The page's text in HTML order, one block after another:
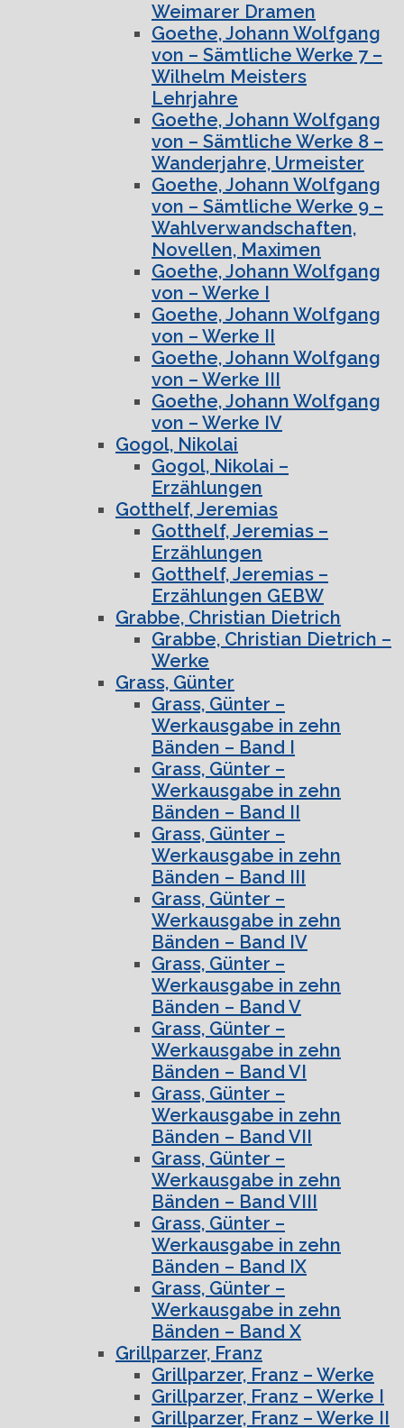
Weimarer Dramen
Goethe, Johann Wolfgang
von – Sämtliche Werke 7 –
Wilhelm Meisters
Lehrjahre
Goethe, Johann Wolfgang
von – Sämtliche Werke 8 –
Wanderjahre, Urmeister
Goethe, Johann Wolfgang
von – Sämtliche Werke 9 –
Wahlverwandschaften,
Novellen, Maximen
Goethe, Johann Wolfgang
von – Werke I
Goethe, Johann Wolfgang
von – Werke II
Goethe, Johann Wolfgang
von – Werke III
Goethe, Johann Wolfgang
von – Werke IV
Gogol, Nikolai
Gogol, Nikolai –
Erzählungen
Gotthelf, Jeremias
Gotthelf, Jeremias –
Erzählungen
Gotthelf, Jeremias –
Erzählungen GEBW
Grabbe, Christian Dietrich
Grabbe, Christian Dietrich –
Werke
Grass, Günter
Grass, Günter –
Werkausgabe in zehn
Bänden – Band I
Grass, Günter –
Werkausgabe in zehn
Bänden – Band II
Grass, Günter –
Werkausgabe in zehn
Bänden – Band III
Grass, Günter –
Werkausgabe in zehn
Bänden – Band IV
Grass, Günter –
Werkausgabe in zehn
Bänden – Band V
Grass, Günter –
Werkausgabe in zehn
Bänden – Band VI
Grass, Günter –
Werkausgabe in zehn
Bänden – Band VII
Grass, Günter –
Werkausgabe in zehn
Bänden – Band VIII
Grass, Günter –
Werkausgabe in zehn
Bänden – Band IX
Grass, Günter –
Werkausgabe in zehn
Bänden – Band X
Grillparzer, Franz
Grillparzer, Franz – Werke
Grillparzer, Franz – Werke I
Grillparzer, Franz – Werke II